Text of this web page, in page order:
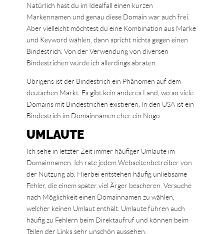
Natürlich hast du im Idealfall einen kurzen
Markennamen und genau diese Domain war auch frei.
Aber vielleicht möchtest du eine Kombination aus Marke
und Keyword wählen, dann spricht nichts gegen einen
Bindestrich. Von der Verwendung von diversen
Bindestrichen würde ich allerdings abraten.
Übrigens ist der Bindestrich ein Phänomen auf dem
deutschen Markt. Es gibt kein anderes Land, wo so viele
Domains mit Bindestrichen existieren. In den USA ist ein
Bindestrich im Domainnamen eher ein Nogo.
UMLAUTE
Ich sehe in letzter Zeit immer häufiger Umlaute im
Domainnamen. Ich rate jedem Webseitenbetreiber von
der Nutzung ab. Hierbei entstehen häufig unliebsame
Fehler, die einem später viel Ärger bescheren. Versuche
nach Möglichkeit einen Domainnamen zu wählen,
welcher keinen Umlaut enthält. Umlaute führen auch
häufig zu Fehlern beim Direktaufruf und können beim
Teilen der Links sehr unschön aussehen.